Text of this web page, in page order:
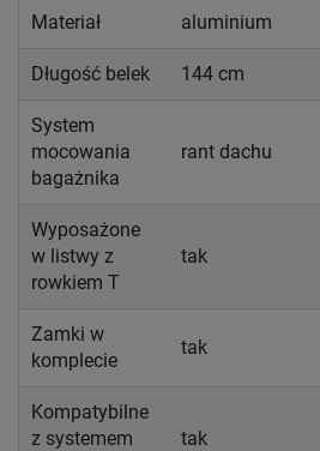
Materiał aluminium
Długość belek 144 cm
System
mocowania
bagażnika
rant dachu
Wyposażone
w listwy z
rowkiem T
tak
Zamki w
komplecie
tak
Kompatybilne
z systemem
tak